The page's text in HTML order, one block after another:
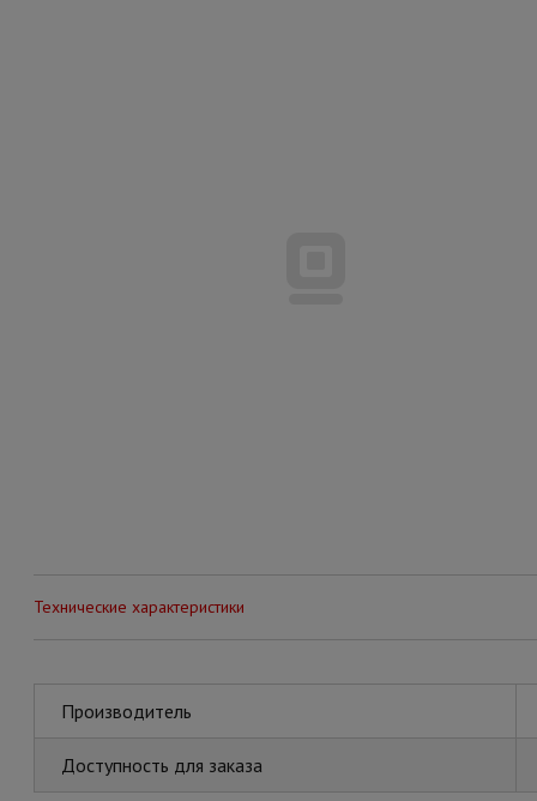
Технические характеристики
Производитель
Доступность для заказа